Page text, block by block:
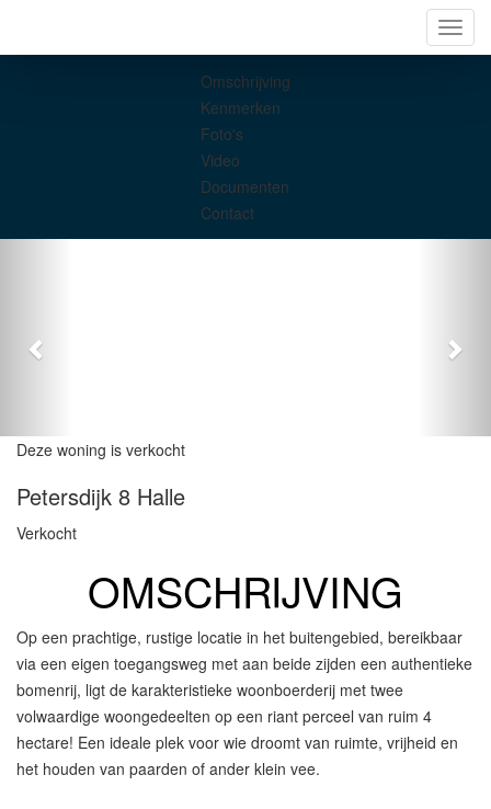
Omschrijving
Kenmerken
Foto's
Video
Documenten
Contact
Deze woning is verkocht
Petersdijk 8 Halle
Verkocht
OMSCHRIJVING
Op een prachtige, rustige locatie in het buitengebied, bereikbaar
via een eigen toegangsweg met aan beide zijden een authentieke
bomenrij, ligt de karakteristieke woonboerderij met twee
volwaardige woongedeelten op een riant perceel van ruim 4
hectare! Een ideale plek voor wie droomt van ruimte, vrijheid en
het houden van paarden of ander klein vee.